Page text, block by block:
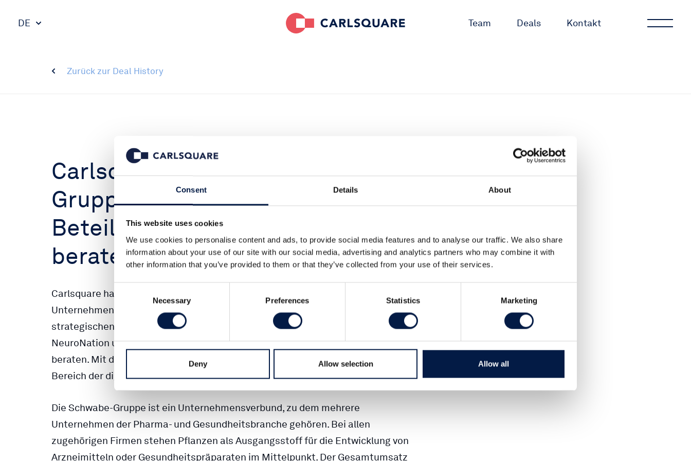
Consent Details About
This website uses cookies
We use cookies to personalise content and ads, to provide social media features and to analyse our traffic. We also share
information about your use of our site with our social media, advertising and analytics partners who may combine it with
other information that you’ve provided to them or that they’ve collected from your use of their services.
Necessary Preferences Statistics Marketing
Deny Allow selection Allow all
DE Team Deals Kontakt
Zurück zur Deal History
Carlsquare hat die Schwabe-
Gruppe bei der strategischen
Beteiligung an NeuroNation
beraten
Carlsquare hat Dr. Willmar Schwabe (‘Schwabe’), einen der führenden
Unternehmensverbünde in der Pharma- und Gesundheitsbranche, bei der
strategischen Beteiligung an der Synaptikon GmbH, dem Unternehmen hinter
NeuroNation und der digitalen Gesundheitsanwendung NeuroNation MED,
beraten. Mit dem Einstieg erweitert die Schwabe-Gruppe ihre Kompetenz im
Bereich der digitalen Gesundheitslösungen.
Die Schwabe-Gruppe ist ein Unternehmensverbund, zu dem mehrere
Unternehmen der Pharma- und Gesundheitsbranche gehören. Bei allen
zugehörigen Firmen stehen Pflanzen als Ausgangsstoff für die Entwicklung von
Arzneimitteln oder Gesundheitspräparaten im Mittelpunkt. Der Gesamtumsatz